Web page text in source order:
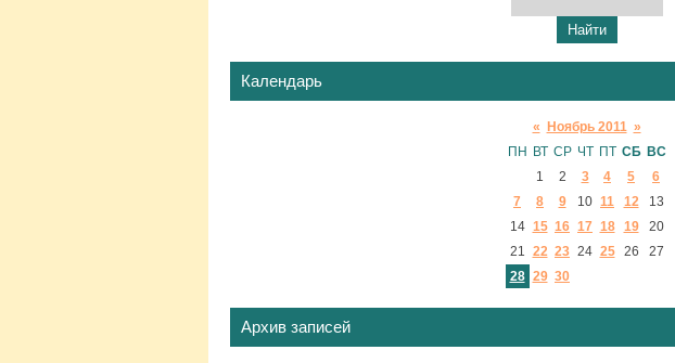
Календарь
« Ноябрь 2011 »
ПН ВТ СР ЧТ ПТ СБ ВС
1
2 3 4 5
6
7
8 9 10 11 12
13
14 15 16 17 18 19
20
21
22 23 24 25 26
27
28 29 30
Архив записей